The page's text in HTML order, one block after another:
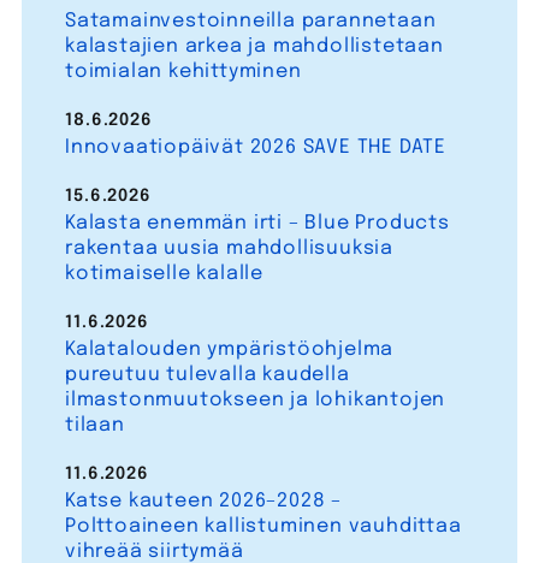
Satamainvestoinneilla parannetaan
kalastajien arkea ja mahdollistetaan
toimialan kehittyminen
Innovaatiopäivät 2026 SAVE THE DATE
18.6.2026
Kalasta enemmän irti – Blue Products
rakentaa uusia mahdollisuuksia
kotimaiselle kalalle
15.6.2026
Kalatalouden ympäristöohjelma
pureutuu tulevalla kaudella
ilmastonmuutokseen ja lohikantojen
tilaan
11.6.2026
Katse kauteen 2026–2028 –
Polttoaineen kallistuminen vauhdittaa
vihreää siirtymää
11.6.2026